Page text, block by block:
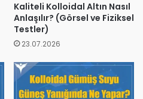
Kaliteli Kolloidal Altın Nasıl
Anlaşılır? (Görsel ve Fiziksel
Testler)
23.07.2026